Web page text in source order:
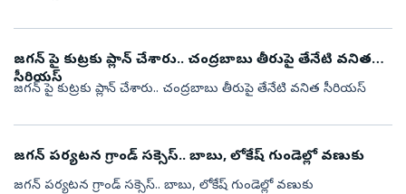
జగన్ పై కుట్రకు ప్లాన్ చేశారు.. చంద్రబాబు తీరుపై తేనేటి వనిత
సీరియస్
జగన్ పై కుట్రకు ప్లాన్ చేశారు.. చంద్రబాబు తీరుపై తేనేటి వనిత సీరియస్
జగన్ పర్యటన గ్రాండ్ సక్సెస్.. బాబు, లోకేష్ గుండెల్లో వణుకు
జగన్ పర్యటన గ్రాండ్ సక్సెస్.. బాబు, లోకేష్ గుండెల్లో వణుకు